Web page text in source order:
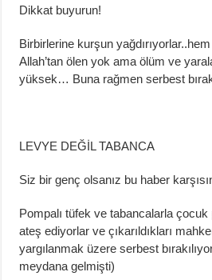
Dikkat buyurun!
Birbirlerine kurşunyağdırıyorlar..hem
Allah’tan ölen yok ama ölüm ve
yüksek… Buna rağmen serbest
LEVYE DEĞİL TABANCA
Siz bir genç olsanız bu haber
Pompalı tüfek ve tabancalarla çocuk
ateş ediyorlar ve çıkarıldıkları
yargılanmak üzere serbest
meydana gelmişti)